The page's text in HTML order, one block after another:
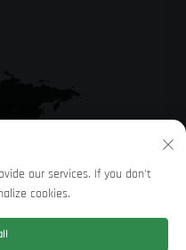
our services. If you don't
cookies.